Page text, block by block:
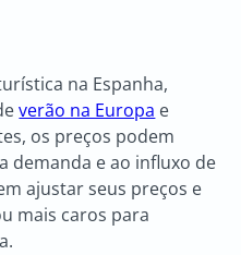
na Espanha,
verão na Europa e
os preços podem
demanda e ao influxo de
ajustar seus preços e
mais caros para